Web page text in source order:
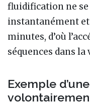
fluidification ne
instantanément
minutes, d’où
séquences dans la
Exemple